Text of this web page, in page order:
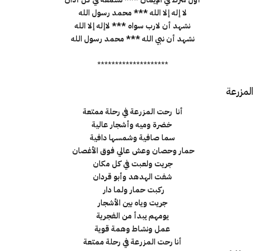
لا إله إلا الله *** محمد رسول الله
نشهد أن لارب سواه *** لاإله إلا الله
نشهد أن نبي الله *** محمد رسول الله
********************
المزرعة
أنا رحت المزرعة في رحلة ممتعة
خضرة وميه وأشجار عالية
سما صافية وشمسها دافية
حمار وحصان وعش عالي فوق الأغصان
جريت ولعبت في كل مكان
شفت الهدهد وأبو قردان
ركبت حمار ولما دار
جريت وياه بين الأشجار
يومهم يبدأ من الفجرية
عمل ونشاط وهمة قوية
أنا رحت المزرعة في رحلة ممتعة